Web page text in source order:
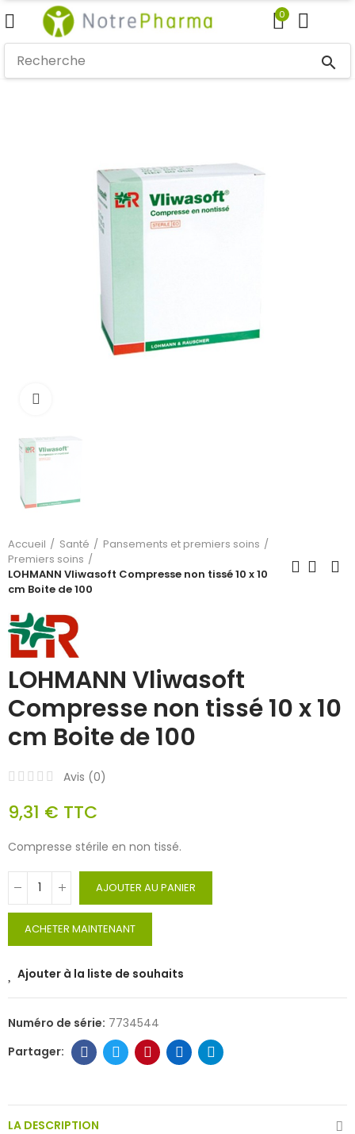
0
search
Accueil Santé
Pansements et premiers soins
Premiers soins
LOHMANN Vliwasoft Compresse non tissé 10 x 10
cm Boite de 100
LOHMANN Vliwasoft
Compresse non tissé 10 x 10
cm Boite de 100
Avis (0)
9,31 € TTC
Compresse stérile en non tissé.
AJOUTER AU PANIER
ACHETER MAINTENANT
Ajouter à la liste de souhaits
Numéro de série: 7734544
LA DESCRIPTION